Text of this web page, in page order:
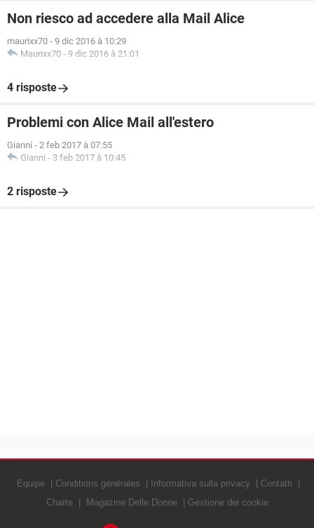
Non riesco ad accedere alla Mail Alice
maurixx70 - 9 dic 2016 à 10:29
Maurixx70 - 9 dic 2016 à 21:01
4 risposte
Problemi con Alice Mail all'estero
Gianni - 2 feb 2017 à 07:55
Gianni - 3 feb 2017 à 10:45
2 risposte
Equipe Conditions générales Informativa sulla privacy
Contatti
Charte
Magazine Delle Donne Gestione dei cookie